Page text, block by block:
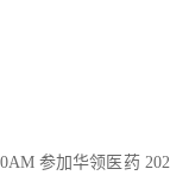
参加华领医药